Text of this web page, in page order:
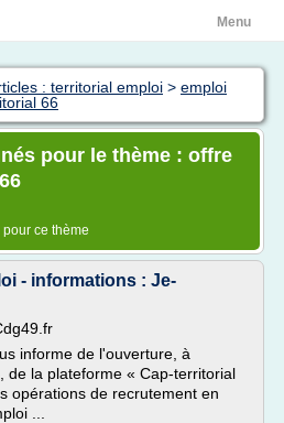
Menu
: territorial emploi > emploi
66
pour le thème : offre
ce thème
- informations : Je-
informe de l'ouverture, à
de la plateforme « Cap-territorial
opérations de recrutement en
...